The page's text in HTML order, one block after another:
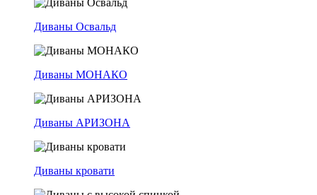
Диваны Освальд
Диваны МОНАКО
Диваны АРИЗОНА
Диваны кровати